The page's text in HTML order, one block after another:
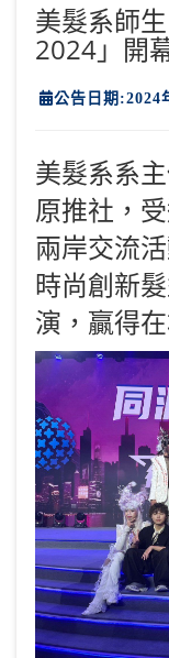
美髮系師
2024」開
公告日期:2024
美髮系系
原推社，
兩岸交流
時尚創新
演，贏得